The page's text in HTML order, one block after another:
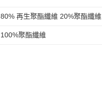
80% 再生聚酯纖維 20%聚酯纖維
100%聚酯纖維